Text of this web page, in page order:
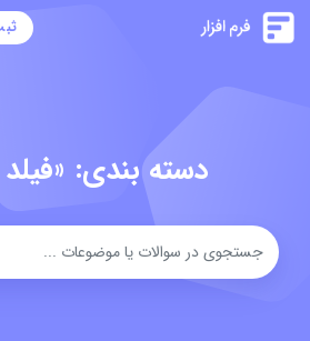
دسته بندی: «فیلد